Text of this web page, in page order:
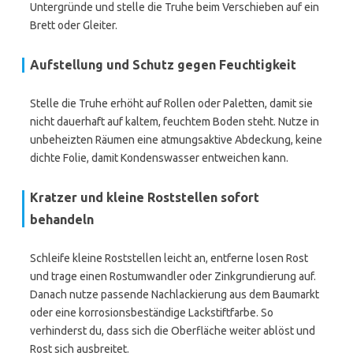
Untergründe und stelle die Truhe beim Verschieben auf ein
Brett oder Gleiter.
Aufstellung und Schutz gegen Feuchtigkeit
Stelle die Truhe erhöht auf Rollen oder Paletten, damit sie
nicht dauerhaft auf kaltem, feuchtem Boden steht. Nutze in
unbeheizten Räumen eine atmungsaktive Abdeckung, keine
dichte Folie, damit Kondenswasser entweichen kann.
Kratzer und kleine Roststellen sofort
behandeln
Schleife kleine Roststellen leicht an, entferne losen Rost
und trage einen Rostumwandler oder Zinkgrundierung auf.
Danach nutze passende Nachlackierung aus dem Baumarkt
oder eine korrosionsbeständige Lackstiftfarbe. So
verhinderst du, dass sich die Oberfläche weiter ablöst und
Rost sich ausbreitet.